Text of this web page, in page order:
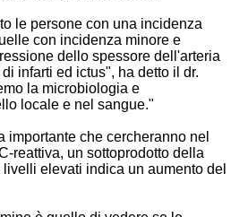
le persone con una incidenza
con incidenza minore e
dello spessore dell'arteria
infarti ed ictus", ha detto il dr.
la microbiologia e
locale e nel sangue."
importante che cercheranno nel
reattiva, un sottoprodotto della
elevati indica un aumento del